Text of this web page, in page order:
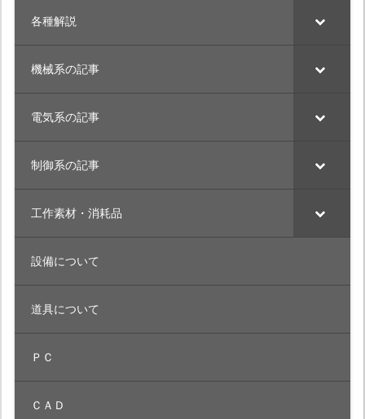
各種解説
機械系の記事
電気系の記事
制御系の記事
工作素材・消耗品
設備について
道具について
ＰＣ
ＣＡＤ